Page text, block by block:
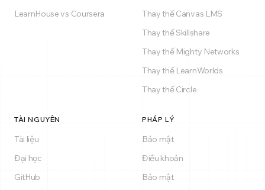
LearnHouse vs Coursera
Thay thế Canvas LMS
Thay thế Skillshare
Thay thế Mighty Networks
Thay thế LearnWorlds
Thay thế Circle
TÀI NGUYÊN
Tài liệu
Đại học
GitHub
PHÁP LÝ
Bảo mật
Điều khoản
Bảo mật